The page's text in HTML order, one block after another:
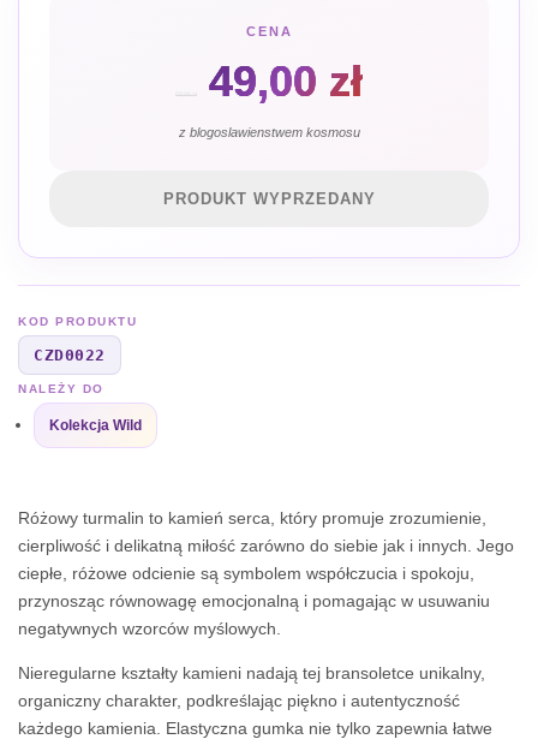
CENA
59,99zł
Pierwotna
cena
wynosiła:
49,00 zł
wynosi:
49,00 zł.
z blogoslawienstwem kosmosu
PRODUKT WYPRZEDANY
KOD PRODUKTU
CZD0022
NALEŻY DO
Kolekcja Wild
Różowy turmalin to kamień serca, który promuje zrozumienie,
cierpliwość i delikatną miłość zarówno do siebie jak i innych. Jego
ciepłe, różowe odcienie są symbolem współczucia i spokoju,
przynosząc równowagę emocjonalną i pomagając w usuwaniu
negatywnych wzorców myślowych.
Nieregularne kształty kamieni nadają tej bransoletce unikalny,
organiczny charakter, podkreślając piękno i autentyczność
każdego kamienia. Elastyczna gumka nie tylko zapewnia łatwe